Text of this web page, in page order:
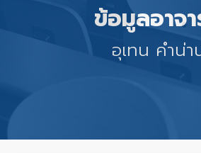
ข้อมูลอาจ
อุเทน คำน่า